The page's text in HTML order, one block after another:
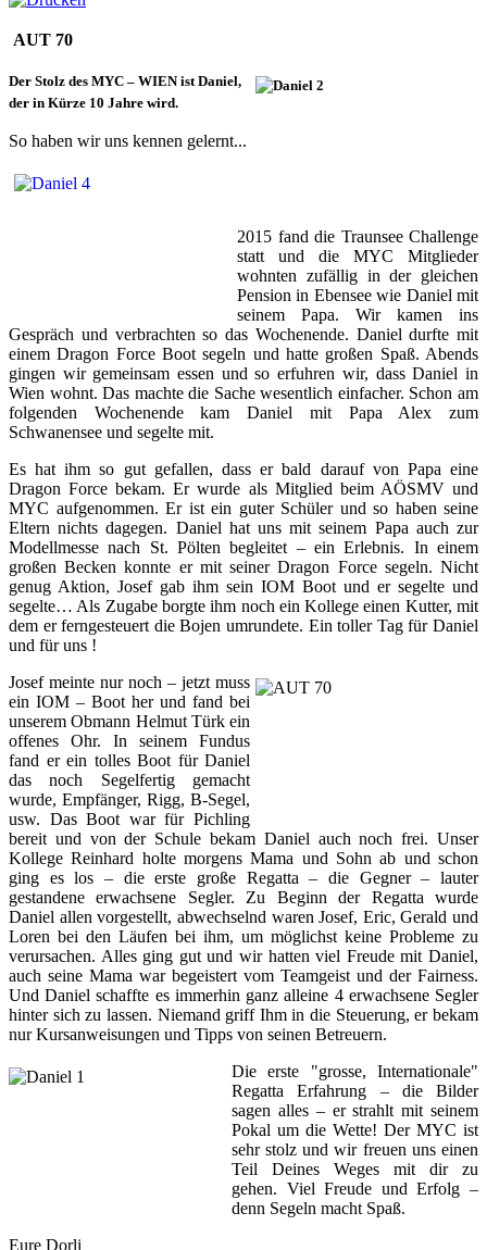
AUT 70
Der Stolz des MYC – WIEN ist Daniel,
der in Kürze 10 Jahre wird.
So haben wir uns kennen gelernt...
2015 fand die Traunsee Challenge
statt und die MYC Mitglieder
wohnten zufällig in der gleichen
Pension in Ebensee wie Daniel mit
seinem Papa. Wir kamen ins
Gespräch und verbrachten so das Wochenende. Daniel durfte mit
einem Dragon Force Boot segeln und hatte großen Spaß. Abends
gingen wir gemeinsam essen und so erfuhren wir, dass Daniel in
Wien wohnt. Das machte die Sache wesentlich einfacher. Schon am
folgenden Wochenende kam Daniel mit Papa Alex zum
Schwanensee und segelte mit.
Es hat ihm so gut gefallen, dass er bald darauf von Papa eine
Dragon Force bekam. Er wurde als Mitglied beim AÖSMV und
MYC aufgenommen. Er ist ein guter Schüler und so haben seine
Eltern nichts dagegen. Daniel hat uns mit seinem Papa auch zur
Modellmesse nach St. Pölten begleitet – ein Erlebnis. In einem
großen Becken konnte er mit seiner Dragon Force segeln. Nicht
genug Aktion, Josef gab ihm sein IOM Boot und er segelte und
segelte… Als Zugabe borgte ihm noch ein Kollege einen Kutter, mit
dem er ferngesteuert die Bojen umrundete. Ein toller Tag für Daniel
und für uns !
Josef meinte nur noch – jetzt muss
ein IOM – Boot her und fand bei
unserem Obmann Helmut Türk ein
offenes Ohr. In seinem Fundus
fand er ein tolles Boot für Daniel
das noch Segelfertig gemacht
wurde, Empfänger, Rigg, B-Segel,
usw. Das Boot war für Pichling
bereit und von der Schule bekam Daniel auch noch frei. Unser
Kollege Reinhard holte morgens Mama und Sohn ab und schon
ging es los – die erste große Regatta – die Gegner – lauter
gestandene erwachsene Segler. Zu Beginn der Regatta wurde
Daniel allen vorgestellt, abwechselnd waren Josef, Eric, Gerald und
Loren bei den Läufen bei ihm, um möglichst keine Probleme zu
verursachen. Alles ging gut und wir hatten viel Freude mit Daniel,
auch seine Mama war begeistert vom Teamgeist und der Fairness.
Und Daniel schaffte es immerhin ganz alleine 4 erwachsene Segler
hinter sich zu lassen. Niemand griff Ihm in die Steuerung, er bekam
nur Kursanweisungen und Tipps von seinen Betreuern.
Die erste "grosse, Internationale"
Regatta Erfahrung – die Bilder
sagen alles – er strahlt mit seinem
Pokal um die Wette! Der MYC ist
sehr stolz und wir freuen uns einen
Teil Deines Weges mit dir zu
gehen. Viel Freude und Erfolg –
denn Segeln macht Spaß.
Eure Dorli